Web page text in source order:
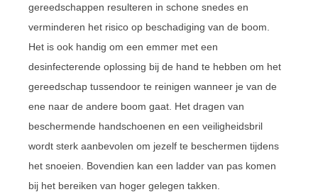
gereedschappen resulteren in schone snedes en
verminderen het risico op beschadiging van de boom.
Het is ook handig om een emmer met een
desinfecterende oplossing bij de hand te hebben om het
gereedschap tussendoor te reinigen wanneer je van de
ene naar de andere boom gaat. Het dragen van
beschermende handschoenen en een veiligheidsbril
wordt sterk aanbevolen om jezelf te beschermen tijdens
het snoeien. Bovendien kan een ladder van pas komen
bij het bereiken van hoger gelegen takken.